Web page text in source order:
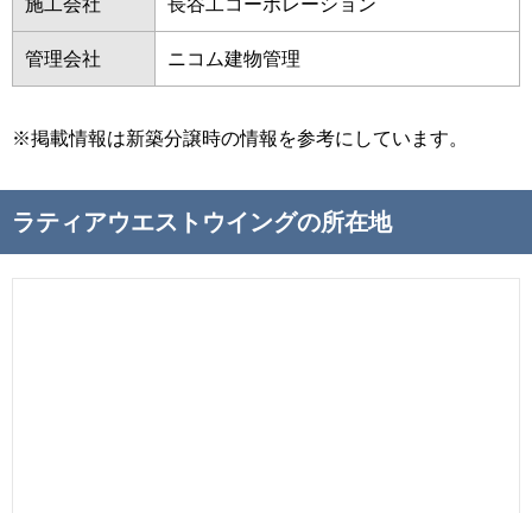
施工会社 長谷工コーポレーション
管理会社 ニコム建物管理
※掲載情報は新築分譲時の情報を参考にしています。
ラティアウエストウイングの所在地